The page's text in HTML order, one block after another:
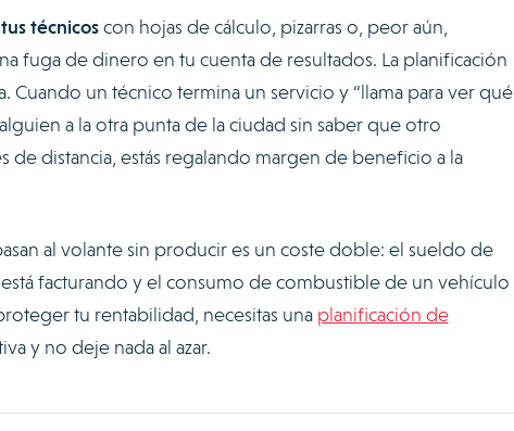
tus técnicoscon hojas de cálculo, pizarras o, peor aún,
fuga de dinero en tu cuenta de resultados. La planificación
Cuando un técnico termina un servicio y “llama para ver qué
a la otra punta de la ciudad sin saber que otro
de distancia, estás regalando margen de beneficio a la
al volante sin producir es un coste doble: el sueldo de
facturando y el consumo de combustible de un vehículo
tu rentabilidad, necesitas una planificación de
y no deje nada al azar.